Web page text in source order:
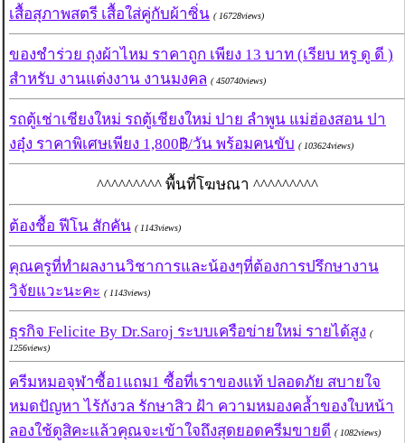
เสื้อสุภาพสตรี เสื้อใส่คู่กับผ้าซิ่น ( 16728views)
ของชำร่วย ถุงผ้าไหม ราคาถูก เพียง 13 บาท (เรียบ หรู ดู ดี )
สำหรับ งานแต่งงาน งานมงคล ( 450740views)
รถตู้เช่าเชียงใหม่ รถตู้เชียงใหม่ ปาย ลำพูน แม่ฮ่องสอน ปา
งอุ๋ง ราคาพิเศษเพียง 1,800฿/วัน พร้อมคนขับ ( 103624views)
^^^^^^^^^ พื้นที่โฆษณา ^^^^^^^^^
ต้องชื้อ ฟีโน สักคัน ( 1143views)
คุณครูที่ทำผลงานวิชาการและน้องๆที่ต้องการปรึกษางาน
วิจัยแวะนะคะ ( 1143views)
ธุรกิจ Felicite By Dr.Saroj ระบบเครือข่ายใหม่ รายได้สูง (
1256views)
ครีมหมอจุฬาซื้อ1แถม1 ซื้อที่เราของแท้ ปลอดภัย สบายใจ
หมดปัญหา ไร้กังวล รักษาสิว ฝ้า ความหมองคล้ำของใบหน้า
ลองใช้ดูสิคะแล้วคุณจะเข้าใจถึงสุดยอดครีมขายดี ( 1082views)